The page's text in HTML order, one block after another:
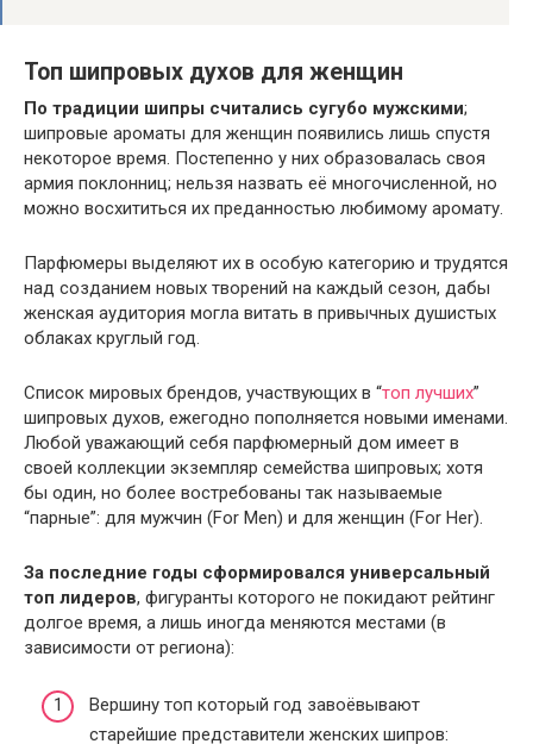
Топ шипровых духов для женщин
По традиции шипры считались сугубо мужскими;
шипровые ароматы для женщин появились лишь спустя
некоторое время. Постепенно у них образовалась своя
армия поклонниц; нельзя назвать её многочисленной, но
можно восхититься их преданностью любимому аромату.
Парфюмеры выделяют их в особую категорию и трудятся
над созданием новых творений на каждый сезон, дабы
женская аудитория могла витать в привычных душистых
облаках круглый год.
Список мировых брендов, участвующих в “топ лучших”
шипровых духов, ежегодно пополняется новыми именами.
Любой уважающий себя парфюмерный дом имеет в
своей коллекции экземпляр семейства шипровых; хотя
бы один, но более востребованы так называемые
“парные”: для мужчин (For Men) и для женщин (For Her).
За последние годы сформировался универсальный
топ лидеров, фигуранты которого не покидают рейтинг
долгое время, а лишь иногда меняются местами (в
зависимости от региона):
Вершину топ который год завоёвывают
старейшие представители женских шипров: